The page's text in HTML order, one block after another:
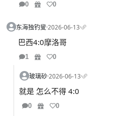
0 0
东海独钓叟·2026-06-13·
巴西4:0摩洛哥
1 0
玻璃砂·2026-06-13·
就是 怎么不得 4:0
0 0